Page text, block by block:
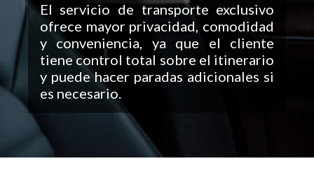
El servicio de transporte exclusivo
ofrece mayor privacidad, comodidad
y conveniencia, ya que el cliente
tiene control total sobre el itinerario
y puede hacer paradas adicionales si
es necesario.